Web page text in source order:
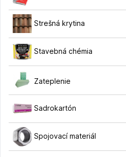
Strešná krytina
Stavebná chémia
Zateplenie
Sadrokartón
Spojovací materiál